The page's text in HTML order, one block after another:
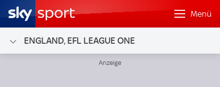
Menü
ENGLAND, EFL LEAGUE ONE